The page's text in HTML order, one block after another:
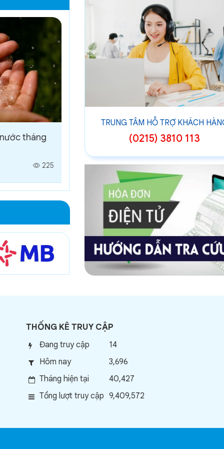
tháng
225
Kết quả kiểm nghiệm nước tháng
4/2026
08/05/2026 22:11
TRUNG TÂM HỖ TRỢ KHÁCH
(0215) 3810 113
THỐNG KÊ TRUY CẬP
Đang truy cập
14
Hôm nay
3,696
Tháng hiện tại
40,427
Tổng lượt truy cập 9,409,572